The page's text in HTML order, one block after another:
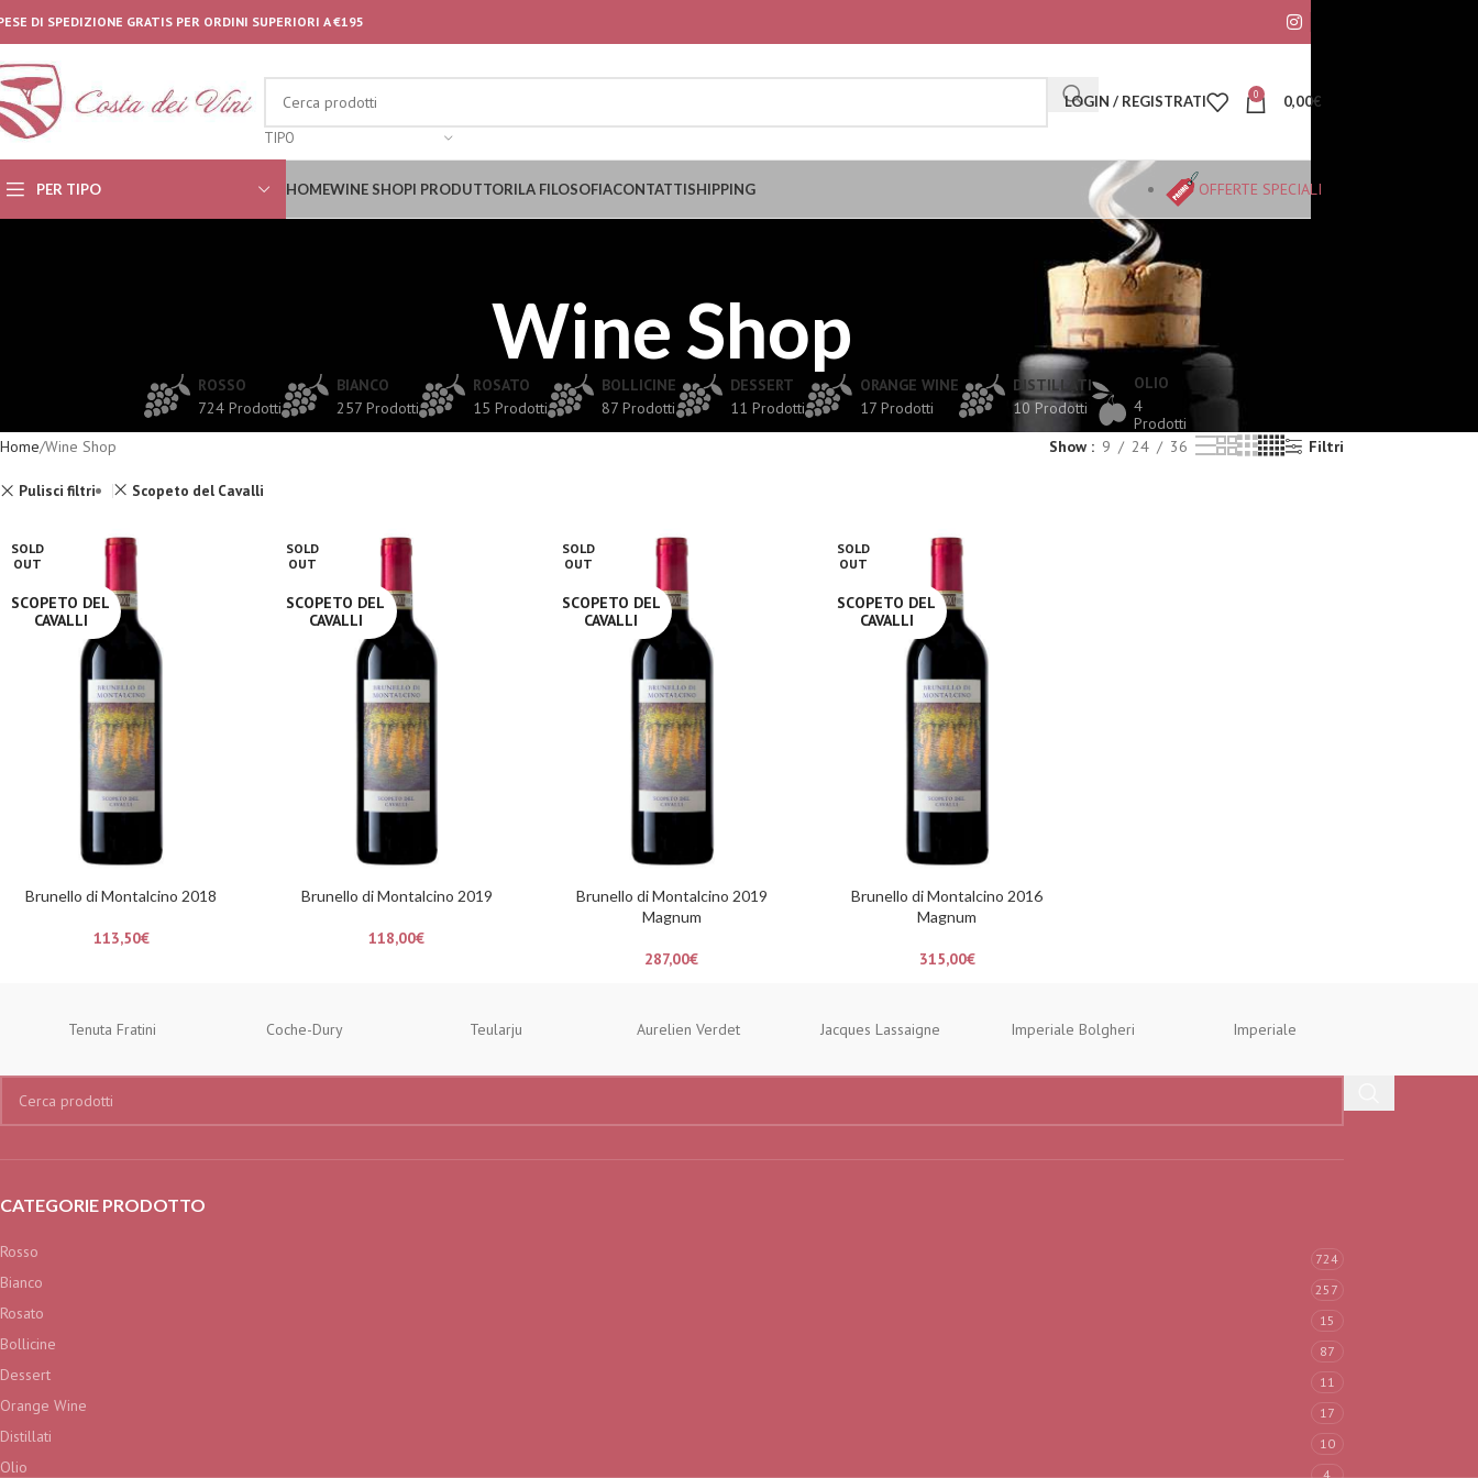
DI SPEDIZIONE GRATIS PER ORDINI SUPERIORI A €195
TIPO
LOGIN / REGISTRATI 0 0,00€
PER TIPO HOMEWINE SHOPI PRODUTTORILA FILOSOFIACONTATTISHIPPING OFFERTE SPECIALI
Wine Shop
ROSSO
724 Prodotti
BIANCO
257 Prodotti
ROSATO
15 Prodotti
BOLLICINE
87 Prodotti
DESSERT
11 Prodotti
ORANGE WINE
17 Prodotti
DISTILLATI
10 Prodotti
OLIO
4
Prodotti
Home Wine Shop Show 9 24 36 Filtri
Pulisci filtri Scopeto del Cavalli
SOLD
OUT
SCOPETO DEL
CAVALLI
Brunello di Montalcino 2018
113,50€
SOLD
OUT
SCOPETO DEL
CAVALLI
Brunello di Montalcino 2019
118,00€
SOLD
OUT
SCOPETO DEL
CAVALLI
Brunello di Montalcino 2019
Magnum
287,00€
SOLD
OUT
SCOPETO DEL
CAVALLI
Brunello di Montalcino 2016
Magnum
315,00€
Tenuta Fratini Coche-Dury Teularju Aurelien Verdet Jacques Lassaigne Imperiale Bolgheri Imperiale
CATEGORIE PRODOTTO
Rosso 724
Bianco 257
Rosato 15
Bollicine 87
Dessert 11
Orange Wine 17
Distillati 10
Olio 4